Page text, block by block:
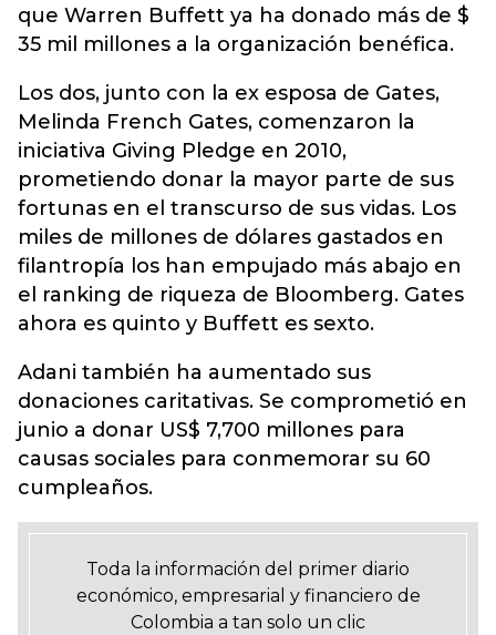
que Warren Buffett ya ha donado más de $
35 mil millones a la organización benéfica.
Los dos, junto con la ex esposa de Gates,
Melinda French Gates, comenzaron la
iniciativa Giving Pledge en 2010,
prometiendo donar la mayor parte de sus
fortunas en el transcurso de sus vidas. Los
miles de millones de dólares gastados en
filantropía los han empujado más abajo en
el ranking de riqueza de Bloomberg. Gates
ahora es quinto y Buffett es sexto.
Adani también ha aumentado sus
donaciones caritativas. Se comprometió en
junio a donar US$ 7,700 millones para
causas sociales para conmemorar su 60
cumpleaños.
Toda la información del primer diario
económico, empresarial y financiero de
Colombia a tan solo un clic